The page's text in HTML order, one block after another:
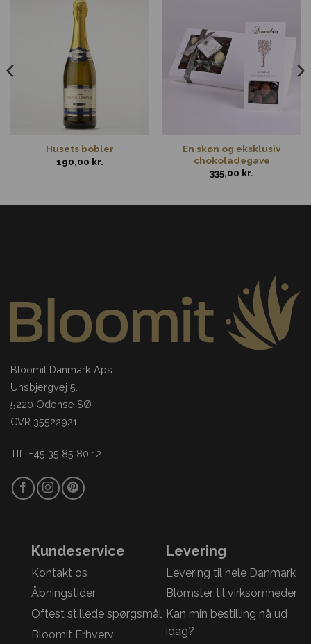
Husets bobler
190,00 kr.
En skøn og eksklusiv
chokoladegave
335,00 kr.
Bloomit Danmark Aps
Unsbjergvej 5.
5220 Odense SØ
CVR 35522921
Tlf.: +45 35 85 80 12
Kundeservice
Kontakt os
Åbningstider
Oftest stillede spørgsmål
Bloomit Erhverv
Levering
Levering til hele Danmark
Blomster til virksomheder
Kan min bestilling nå ud
idag?